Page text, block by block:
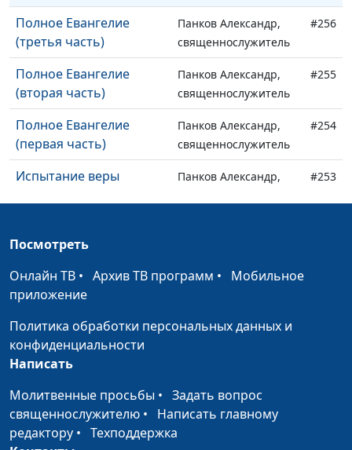
Полное Евангелие
(третья часть)
Панков Александр,
священнослужитель
#256
Полное Евангелие
(вторая часть)
Панков Александр,
священнослужитель
#255
Полное Евангелие
(первая часть)
Панков Александр,
священнослужитель
#254
Испытание веры
Панков Александр,
#253
апостольства
Благодушие в немощи
Панков Александр,
Служение любви
Панков Александр,
священнослужитель
Истина и заблуждение
Посмотреть
Онлайн ТВ • Архив ТВ программ • Мобильное
приложение
Политика обработки персональных данных и
конфиденциальности
Написать
Молитвенные просьбы • Задать вопрос
священнослужителю • Написать главному
редактору • Техподдержка